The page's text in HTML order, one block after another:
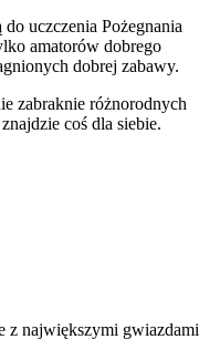
uczczenia Pożegnania
amatorów dobrego
dobrej zabawy.
zabraknie różnorodnych
coś dla siebie.
z największymi gwiazdami